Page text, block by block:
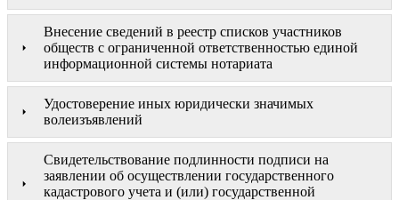
Внесение сведений в реестр списков участников
обществ с ограниченной ответственностью единой
информационной системы нотариата
Удостоверение иных юридически значимых
волеизъявлений
Свидетельствование подлинности подписи на
заявлении об осуществлении государственного
кадастрового учета и (или) государственной